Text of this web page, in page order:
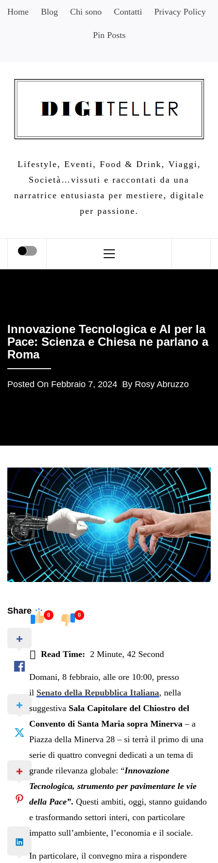
SkipHome Blog Chi sono Contatti Privacy Policy
Pin Posts
Lifestyle, Eventi, Food & Drink, Viaggi,
Società…vissuti e raccontati da una
narratrice entusiasta per mestiere, digitale
per passione.
Menu
Innovazione Tecnologica e AI per la
Pace: Scienza e Chiesa ne parlano a
Roma
Posted On Febbraio 7, 2024 By Rosy Abruzzo
Share 0 0
Read Time: 2 Minute, 42 Second
Domani, 8 febbraio, alle ore 10:00, presso
il Senato della Repubblica Italiana, nella
suggestiva Sala Capitolare del Chiostro del
Convento di Santa Maria sopra Minerva– a
Piazza della Minerva 28 – si terrà il primo di una
serie di quattro convegni dedicati a un tema di
grande rilevanza globale: “Innovazione
Tecnologica, strumento per pavimentare le vie
della Pace”. Questi ambiti, oggi, stanno guidando
e trasformando settori interi, con particolare
impatto sull’ambiente, l’economia e il sociale.
In particolare, il convegno mira a rispondere